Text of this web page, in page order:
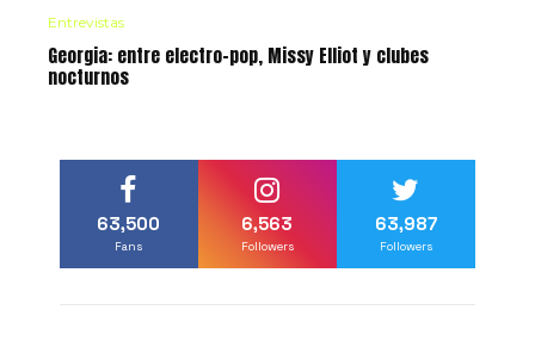
Entrevistas
Georgia: entre electro-pop, Missy Elliot y clubes
nocturnos
63,500
Fans
6,563
Followers
63,987
Followers